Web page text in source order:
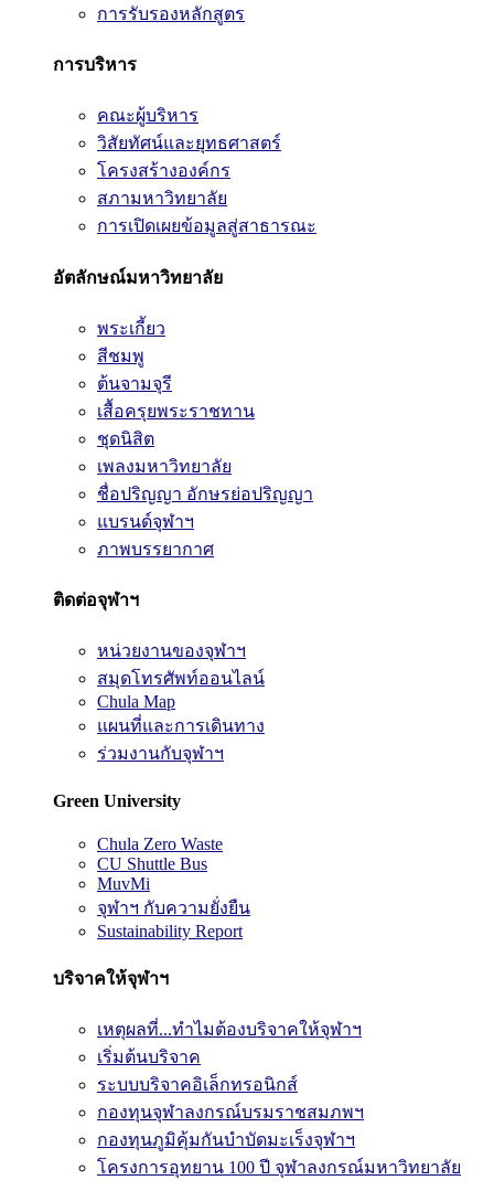
การรับรองหลักสูตร
การบริหาร
คณะผู้บริหาร
วิสัยทัศน์และยุทธศาสตร์
โครงสร้างองค์กร
สภามหาวิทยาลัย
การเปิดเผยข้อมูลสู่สาธารณะ
อัตลักษณ์มหาวิทยาลัย
พระเกี้ยว
สีชมพู
ต้นจามจุรี
เสื้อครุยพระราชทาน
ชุดนิสิต
เพลงมหาวิทยาลัย
ชื่อปริญญา อักษรย่อปริญญา
แบรนด์จุฬาฯ
ภาพบรรยากาศ
ติดต่อจุฬาฯ
หน่วยงานของจุฬาฯ
สมุดโทรศัพท์ออนไลน์
Chula Map
แผนที่และการเดินทาง
ร่วมงานกับจุฬาฯ
Green University
Chula Zero Waste
CU Shuttle Bus
MuvMi
จุฬาฯ กับความยั่งยืน
Sustainability Report
บริจาคให้จุฬาฯ
เหตุผลที่...ทำไมต้องบริจาคให้จุฬาฯ
เริ่มต้นบริจาค
ระบบบริจาคอิเล็กทรอนิกส์
กองทุนจุฬาลงกรณ์บรมราชสมภพฯ
กองทุนภูมิคุ้มกันบำบัดมะเร็งจุฬาฯ
โครงการอุทยาน 100 ปี จุฬาลงกรณ์มหาวิทยาลัย